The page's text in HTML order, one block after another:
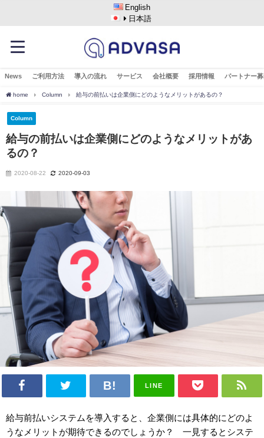
English
日本語
News ご利用方法 導入の流れ サービス 会社概要 採用情報 パートナー
home Column 給与の前払いは企業側にどのようなメリットがあるの？
Column
給与の前払いは企業側にどのようなメリットがあ
るの？
2020-08-22 2020-09-03
LINE
給与前払いシステムを導入すると、企業側には具体的にどのよ
うなメリットが期待できるのでしょうか？ 一見するとシステ